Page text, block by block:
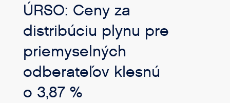
ÚRSO: Ceny za
distribúciu plynu pre
priemyselných
odberateľov klesnú
o 3,87 %